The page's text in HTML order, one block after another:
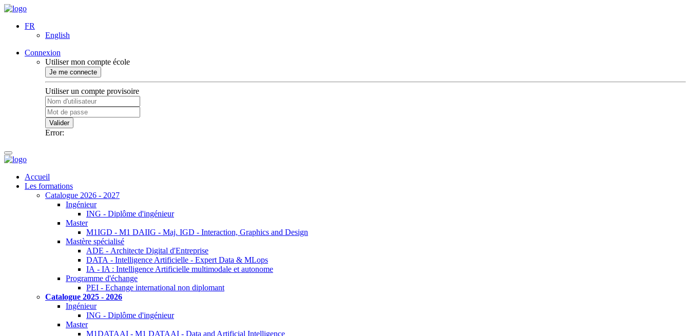
FR
English
Connexion
Utiliser mon compte école
Je me connecte
Utiliser un compte provisoire
Valider
Error:
Accueil
Les formations
Catalogue 2026 - 2027
Ingénieur
ING - Diplôme d'ingénieur
Master
M1IGD - M1 DAIIG - Maj. IGD - Interaction, Graphics and Design
Mastère spécialisé
ADE - Architecte Digital d'Entreprise
DATA - Intelligence Artificielle - Expert Data & MLops
IA - IA : Intelligence Artificielle multimodale et autonome
Programme d'échange
PEI - Echange international non diplomant
Catalogue 2025 - 2026
Ingénieur
ING - Diplôme d'ingénieur
Master
M1DATAAI - M1 DATAAI - Data and Artificial Intelligence